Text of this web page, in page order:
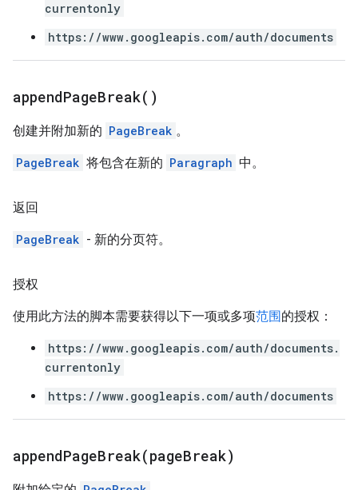
currentonly
https://www.googleapis.com/auth/documents
appendPageBreak( )
创建并附加新的 PageBreak 。
PageBreak 将包含在新的 Paragraph 中。
返回
PageBreak - 新的分页符。
授权
使用此方法的脚本需要获得以下一项或多项范围的授权：
https://www.googleapis.com/auth/documents.
currentonly
https://www.googleapis.com/auth/documents
appendPageBreak(pageBreak)